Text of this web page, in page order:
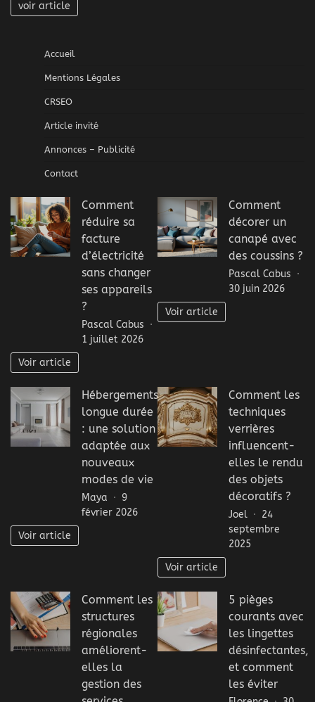
voir article
Accueil
Mentions Légales
CRSEO
Article invité
Annonces – Publicité
Contact
Comment
réduire sa
facture
d’électricité
sans changer
ses appareils
?
Pascal Cabus
1 juillet 2026
Voir article
Comment
décorer un
canapé avec
des coussins ?
Pascal Cabus
30 juin 2026
Voir article
Hébergements
longue durée
: une solution
adaptée aux
nouveaux
modes de vie
Maya
9
février 2026
Voir article
Comment les
techniques
verrières
influencent-
elles le rendu
des objets
décoratifs ?
Joel
24
septembre
2025
Voir article
Comment les
structures
régionales
améliorent-
elles la
gestion des
5 pièges
courants avec
les lingettes
désinfectantes,
et comment
les éviter